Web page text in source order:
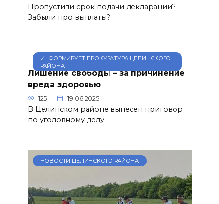
Пропустили срок подачи декларации?
Забыли про выплаты?
ИНФОРМИРУЕТ ПРОКУРАТУРА ЦЕЛИНСКОГО
РАЙОНА
Лишение свободы – за причинение
вреда здоровью
125 19.06.2025
В Целинском районе вынесен приговор
по уголовному делу
НОВОСТИ ЦЕЛИНСКОГО РАЙОНА